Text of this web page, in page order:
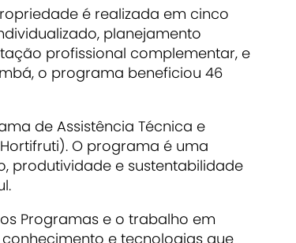
é realizada em cinco
planejamento
profissional complementar, e
o programa beneficiou 46
de Assistência Técnica e
O programa é uma
produtividade e sustentabilidade
Programas e o trabalho em
e tecnologias que